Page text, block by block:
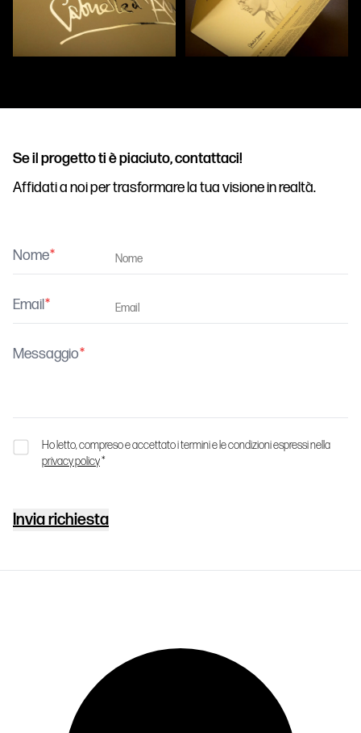
Se il progetto ti è piaciuto, contattaci!
Affidati a noi per trasformare la tua visione in realtà.
Nome
Email
Messaggio
Ho letto, compreso e accettato i termini e le condizioni espressi nella
privacy policy*
Invia richiesta